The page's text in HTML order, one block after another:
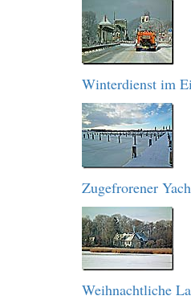
Winterdienst im
Zugefrorener
Weihnachtliche